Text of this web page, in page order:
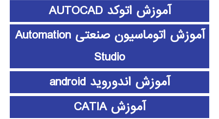
آموزش اتوکد AUTOCAD
آموزش اتوماسیون صنعتی Automation
Studio
آموزش اندوروید android
آموزش CATIA